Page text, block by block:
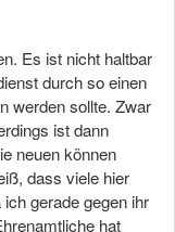
Es ist nicht haltbar
durch so einen
werden sollte. Zwar
ist dann
neuen können
dass viele hier
gerade gegen ihr
hat